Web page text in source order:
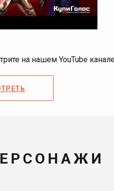
на нашем YouTube